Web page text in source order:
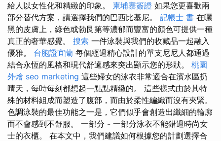
給人以女性化和精緻的印象。 柬埔寨簽證 如果您更喜歡兩
部分替代方案，請選擇我們的巴西比基尼。 記帳士 書 在曬
黑的皮膚上，綠色或勃艮第等濃郁而豐富的顏色可提供一種
真正的奢華感覺。 搜索 一件泳裝與我們的收藏品一起融入
優雅。 台胞證宜蘭 每個經過精心設計的單支尼尼人都通過
結合永恆的風格和現代舒適感來突出顯示您的形狀。 桃園
外燴 seo marketing 這些婦女的泳衣非常適合在濱水區扔
晴天，每時每刻都想起一點點精緻的。 這些樣式由於其特
殊的材料組成而塑造了腹部，而由於柔性編織而沒有夾緊。
色調泳裝的最佳功能之一是，它們似乎會創造出纖細的輪廓
而不會感到不舒服。 一部分 - 一部分泳衣不能錯過時尚女
士的衣櫃。 在本文中，我們建議如何根據您的計劃選擇合